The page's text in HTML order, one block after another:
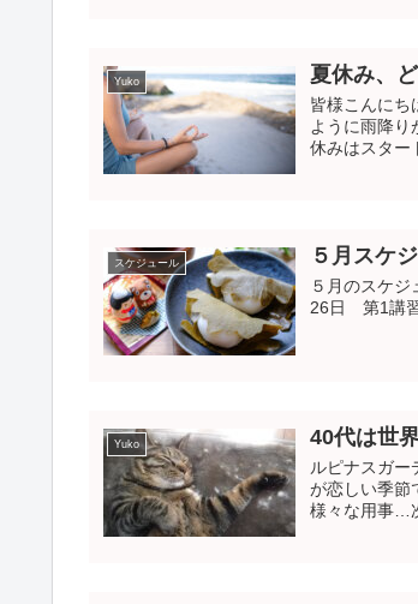
Yuko 夏休み、
皆様こんにち
ように雨降り
休みはスター
スケジュール ５月スケ
５月のスケ
26日 第1講習
Yuko 40代は世
ルピナスガー
が恋しい季節
様々な用事…